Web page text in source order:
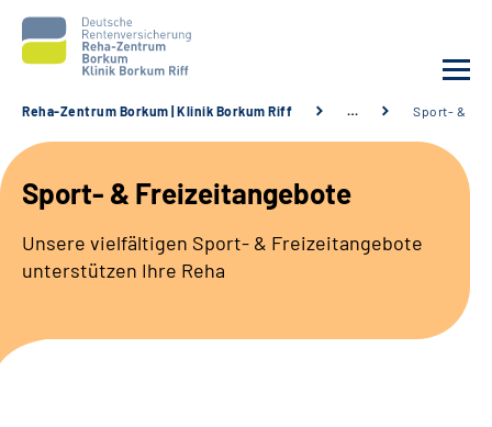
Unsere Klinik
Unsere Angebote
Service
Reha-Zentrum Borkum | Klinik Borkum Riff … Sport- &
Sport- & Freizeitangebote
Unsere vielfältigen Sport- & Freizeitangebote
unterstützen Ihre Reha